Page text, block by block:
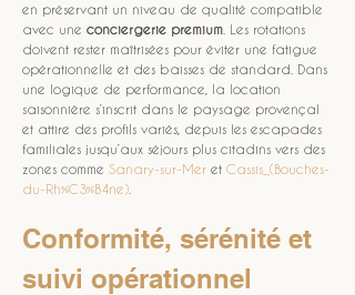
en préservant un niveau de qualité compatible
avec une conciergerie premium . Les rotations
doivent rester maîtrisées pour éviter une fatigue
opérationnelle et des baisses de standard. Dans
une logique de performance, la location
saisonnière s’inscrit dans le paysage provençal
et attire des profils variés, depuis les escapades
familiales jusqu’aux séjours plus citadins vers des
zones comme Sanary-sur-Mer et Cassis_(Bouches-
du-Rh%C3%B4ne)
Conformité, sérénité et
suivi opérationnel